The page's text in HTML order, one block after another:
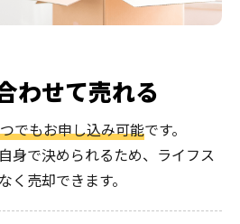
わせて売れる
でもお申し込み可能です。
身で決められるため、ライフス
く売却できます。